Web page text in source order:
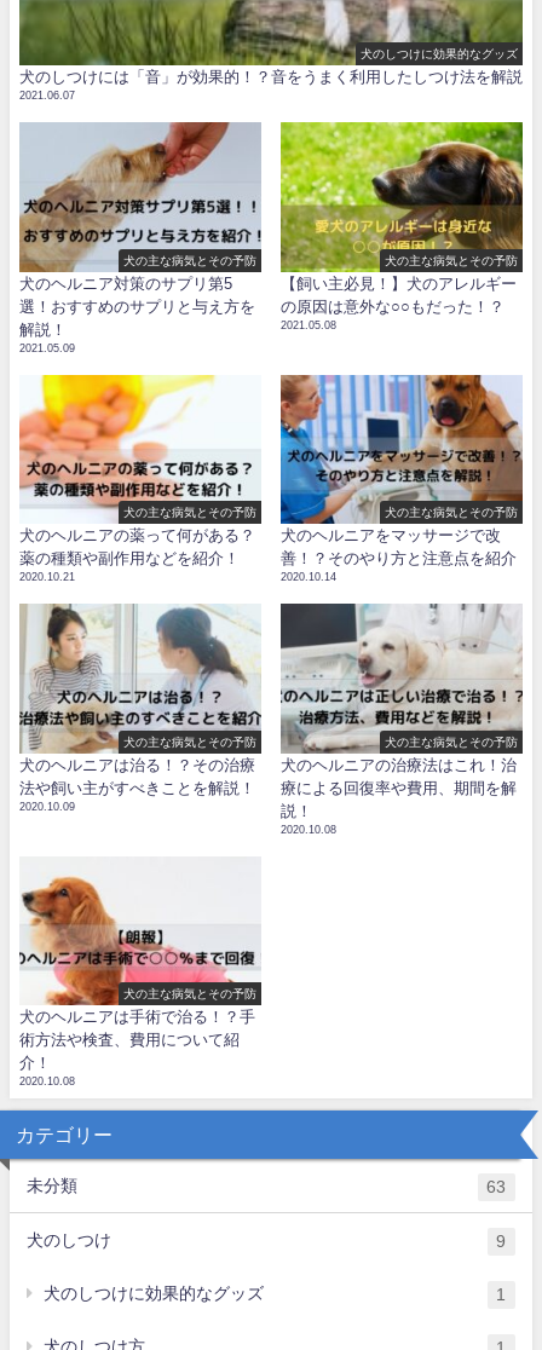
犬のしつけに効果的なグッズ
犬のしつけには「音」が効果的！？音をうまく利用したしつけ法を解説
2021.06.07
犬の主な病気とその予防
犬のヘルニア対策のサプリ第5
選！おすすめのサプリと与え方を
解説！
2021.05.09
犬の主な病気とその予防
【飼い主必見！】犬のアレルギー
の原因は意外な○○もだった！？
2021.05.08
犬の主な病気とその予防
犬のヘルニアの薬って何がある？
薬の種類や副作用などを紹介！
2020.10.21
犬の主な病気とその予防
犬のヘルニアをマッサージで改
善！？そのやり方と注意点を紹介
2020.10.14
犬の主な病気とその予防
犬のヘルニアは治る！？その治療
法や飼い主がすべきことを解説！
2020.10.09
犬の主な病気とその予防
犬のヘルニアの治療法はこれ！治
療による回復率や費用、期間を解
説！
2020.10.08
犬の主な病気とその予防
犬のヘルニアは手術で治る！？手
術方法や検査、費用について紹
介！
2020.10.08
カテゴリー
未分類 63
犬のしつけ 9
犬のしつけに効果的なグッズ 1
犬のしつけ方